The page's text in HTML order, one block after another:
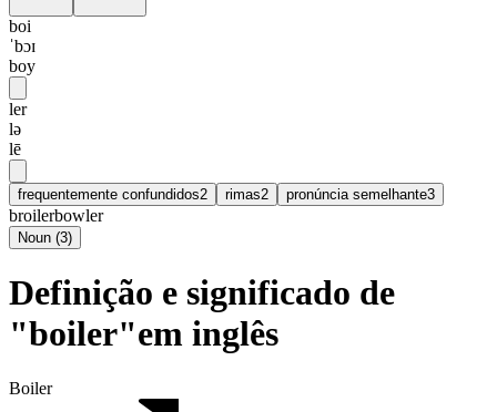
boi
ˈbɔɪ
boy
ler
lə
lē
frequentemente confundidos2 rimas2 pronúncia semelhante3
broilerbowler
Noun (3)
Definição e significado de
"boiler"em inglês
Boiler